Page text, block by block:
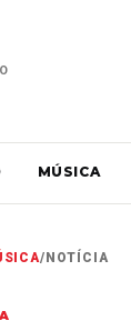
MÚSICA
/ NOTÍCIA